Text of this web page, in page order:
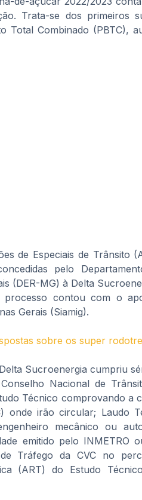
Trata-se dos primeiros
Total Combinado (PBTC),
de Especiais de Trânsito
pelo
(DER-MG) à Delta
contou com o
Gerais (Siamig).
sobre os super
Sucroenergia cumpriu
Nacional de
Técnico comprovando a
onde irão circular; Laudo
mecânico ou
emitido pelo INMETRO
de Tráfego da CVC no
(ART) do Estudo